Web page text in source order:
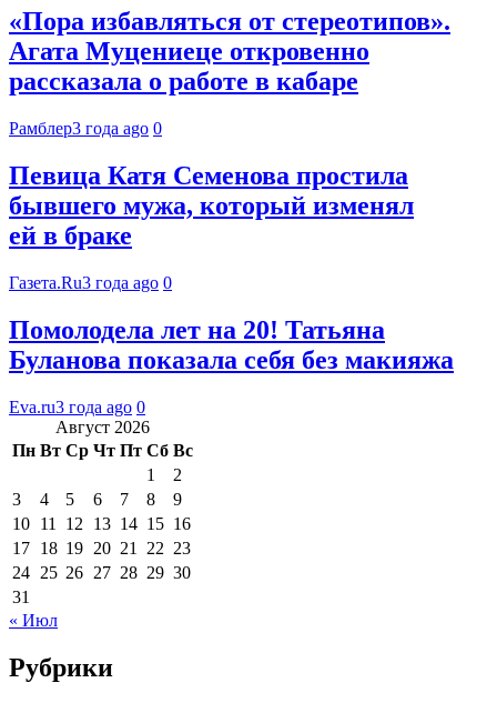
«Пора избавляться от стереотипов».
Агата Муцениеце откровенно
рассказала о работе в кабаре
Рамблер3 года ago 0
Певица Катя Семенова простила
бывшего мужа, который изменял
ей в браке
Газета.Ru3 года ago 0
Помолодела лет на 20! Татьяна
Буланова показала себя без макияжа
Eva.ru3 года ago 0
Август 2026
Пн Вт Ср Чт Пт Сб Вс
1
2
3
4 5 6 7 8
9
10 11 12 13 14 15 16
17 18 19 20 21 22 23
24 25 26 27 28 29 30
31
« Июл
Рубрики